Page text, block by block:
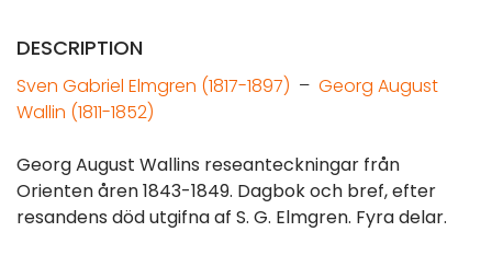
DESCRIPTION
Sven Gabriel Elmgren (1817-1897) – Georg August
Wallin (1811-1852)
Georg August Wallins reseanteckningar från
Orienten åren 1843-1849. Dagbok och bref, efter
resandens död utgifna af S. G. Elmgren. Fyra delar.